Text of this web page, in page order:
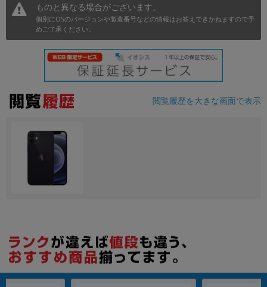
ものと異なる場合がございます。
個別にOSのバージョンや製造番号などの情報はお答えできかねますので予
めご了承ください。
閲覧履歴を大きな画面で表示
年
各項目のチェックボックスは「or検索」となります。
ただし機能別のみ「and検索」となります。